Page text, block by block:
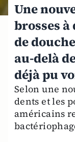
Une
brosses à
de
au-delà
déjà pu
Selon une
dents et les
américains